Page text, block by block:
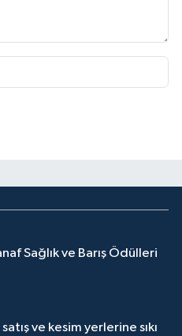
Sağlık ve Barış Ödülleri
ve kesim yerlerine sıkı